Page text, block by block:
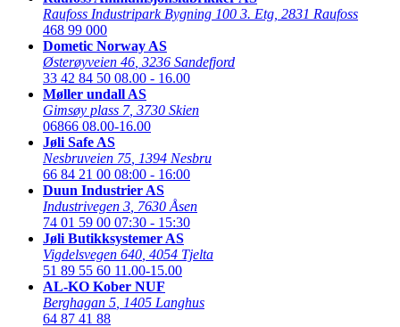
Raufoss Industripark Bygning 100 3. Etg 2831 Raufoss
468 99 000
Dometic Norway AS
Østerøyveien 46 3236 Sandefjord
33 42 84 50 08.00 - 16.00
Møller undall AS
Gimsøy plass 7, 3730 Skien
06866 08.00-16.00
Jøli Safe AS
Nesbruveien 75 1394 Nesbru
66 84 21 00 08:00 - 16:00
Duun Industrier AS
Industrivegen 3 7630 Åsen
74 01 59 00 07:30 - 15:30
Jøli Butikksystemer AS
Vigdelsvegen 640 4054 Tjelta
51 89 55 60 11.00-15.00
AL-KO Kober NUF
Berghagan 5 1405 Langhus
64 87 41 88